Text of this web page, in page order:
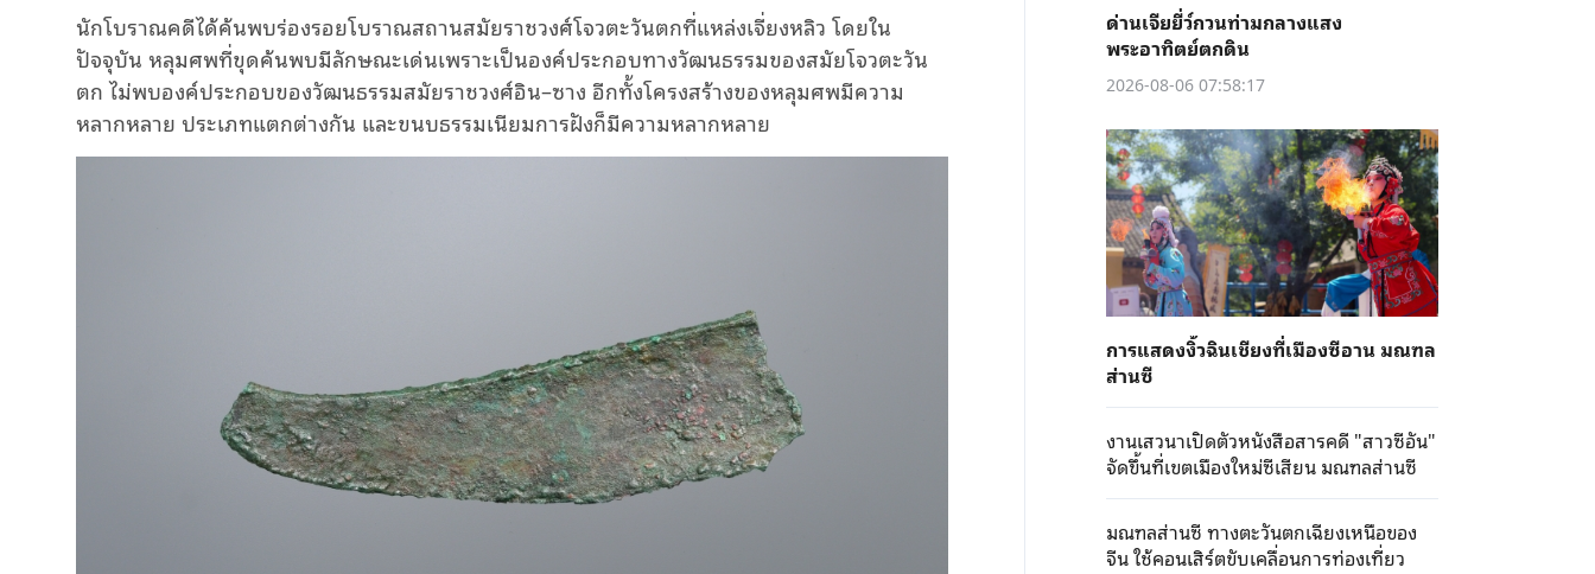
นักโบราณคดีได้ค้นพบร่องรอยโบราณสถานสมัยราชวงศ์โจวตะวันตกที่แหล่งเจี่ยงหลิว โดยใน
ปัจจุบัน หลุมศพที่ขุดค้นพบมีลักษณะเด่นเพราะเป็นองค์ประกอบทางวัฒนธรรมของสมัยโจวตะวัน
ตก ไม่พบองค์ประกอบของวัฒนธรรมสมัยราชวงศ์อิน–ซาง อีกทั้งโครงสร้างของหลุมศพมีความ
หลากหลาย ประเภทแตกต่างกัน และขนบธรรมเนียมการฝังก็มีความหลากหลาย
ด่านเจียยี่ว์กวนท่ามกลางแสง
พระอาทิตย์ตกดิน
2026-08-06 07:58:17
การแสดงงิ้วฉินเชียงที่เมืองซีอาน มณฑล
ส่านซี
งานเสวนาเปิดตัวหนังสือสารคดี "สาวซีอัน"
จัดขึ้นที่เขตเมืองใหม่ซีเสียน มณฑลส่านซี
มณฑลส่านซี ทางตะวันตกเฉียงเหนือของ
จีน ใช้คอนเสิร์ตขับเคลื่อนการท่องเที่ยว